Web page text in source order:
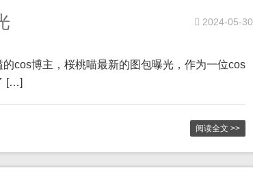
2024-05-30
cos博主，桜桃喵最新的图包曝光，作为一位cos
[…]
阅读全文 >>